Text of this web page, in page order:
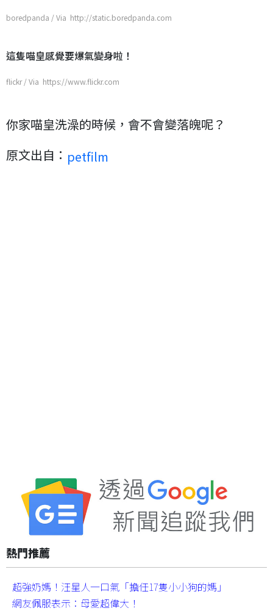
boredpanda / Via http://static.boredpanda.com
這隻喵皇感覺要爆氣變身啦！
flickr / Via https://www.flickr.com
你家喵皇洗澡的時候，會不會變落魄呢？
原文出自： petfilm
熱門推薦
超強奶媽！汪星人一口氣「擔任17隻小小狗的媽」
網友佩服表示：母愛超偉大！